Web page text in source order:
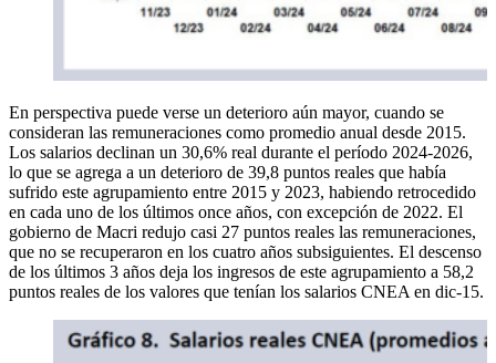
En perspectiva puede verse un deterioro aún mayor, cuando se
consideran las remuneraciones como promedio anual desde 2015.
Los salarios declinan un 30,6% real durante el período 2024-2026,
lo que se agrega a un deterioro de 39,8 puntos reales que había
sufrido este agrupamiento entre 2015 y 2023, habiendo retrocedido
en cada uno de los últimos once años, con excepción de 2022. El
gobierno de Macri redujo casi 27 puntos reales las remuneraciones,
que no se recuperaron en los cuatro años subsiguientes. El descenso
de los últimos 3 años deja los ingresos de este agrupamiento a 58,2
puntos reales de los valores que tenían los salarios CNEA en dic-15.